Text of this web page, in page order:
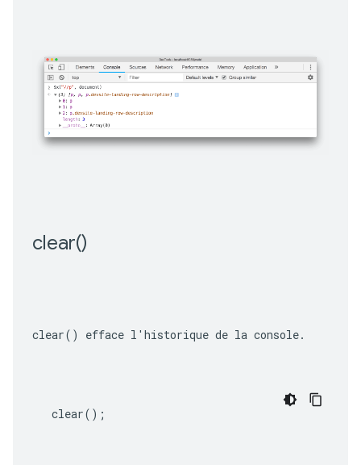
clear()
clear() efface l'historique de la console.
clear();